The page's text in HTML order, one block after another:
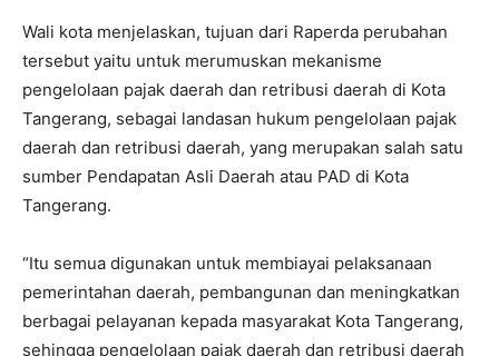
Wali kota menjelaskan, tujuan dari Raperda perubahan
tersebut yaitu untuk merumuskan mekanisme
pengelolaan pajak daerah dan retribusi daerah di Kota
Tangerang, sebagai landasan hukum pengelolaan pajak
daerah dan retribusi daerah, yang merupakan salah satu
sumber Pendapatan Asli Daerah atau PAD di Kota
Tangerang.
“Itu semua digunakan untuk membiayai pelaksanaan
pemerintahan daerah, pembangunan dan meningkatkan
berbagai pelayanan kepada masyarakat Kota Tangerang,
sehingga pengelolaan pajak daerah dan retribusi daerah